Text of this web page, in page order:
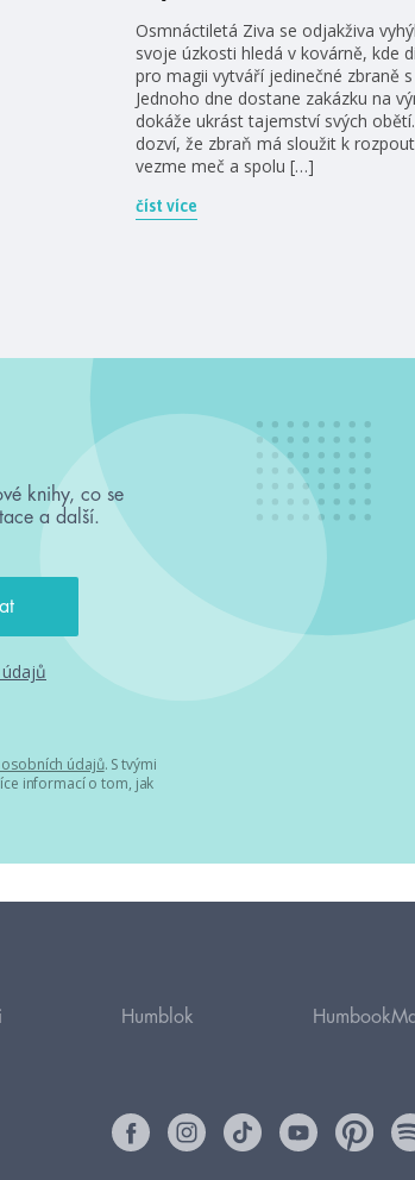
Osmnáctiletá Ziva se odjakživa
svoje úzkosti hledá v kovárně, kde
pro magii vytváří jedinečné zbraně
Jednoho dne dostane zakázku na
dokáže ukrást tajemství svých
dozví, že zbraň má sloužit k
vezme meč a spolu […]
číst více
knihy, co se
a další.
údajů. S tvými
informací o tom, jak
Humblok